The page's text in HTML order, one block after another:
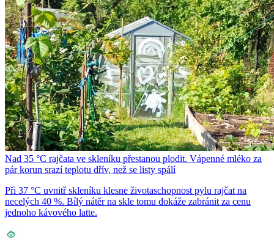
Nad 35 °C rajčata ve skleníku přestanou plodit. Vápenné mléko za
pár korun srazí teplotu dřív, než se listy spálí
Při 37 °C uvnitř skleníku klesne životaschopnost pylu rajčat na
necelých 40 %. Bílý nátěr na skle tomu dokáže zabránit za cenu
jednoho kávového latte.